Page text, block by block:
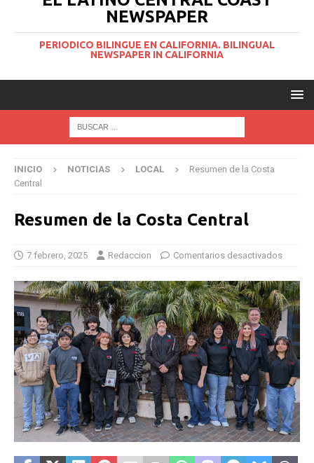
NEWSPAPER
PERIODICO BILINGUE EN CALIFORNIA. BILINGUAL
NEWSPAPER IN CALIFORNIA
INICIO NOTICIAS LOCAL
Resumen de la Costa
Central
Resumen de la Costa Central
7 febrero, 2025 Redaccion Comentarios desactivados